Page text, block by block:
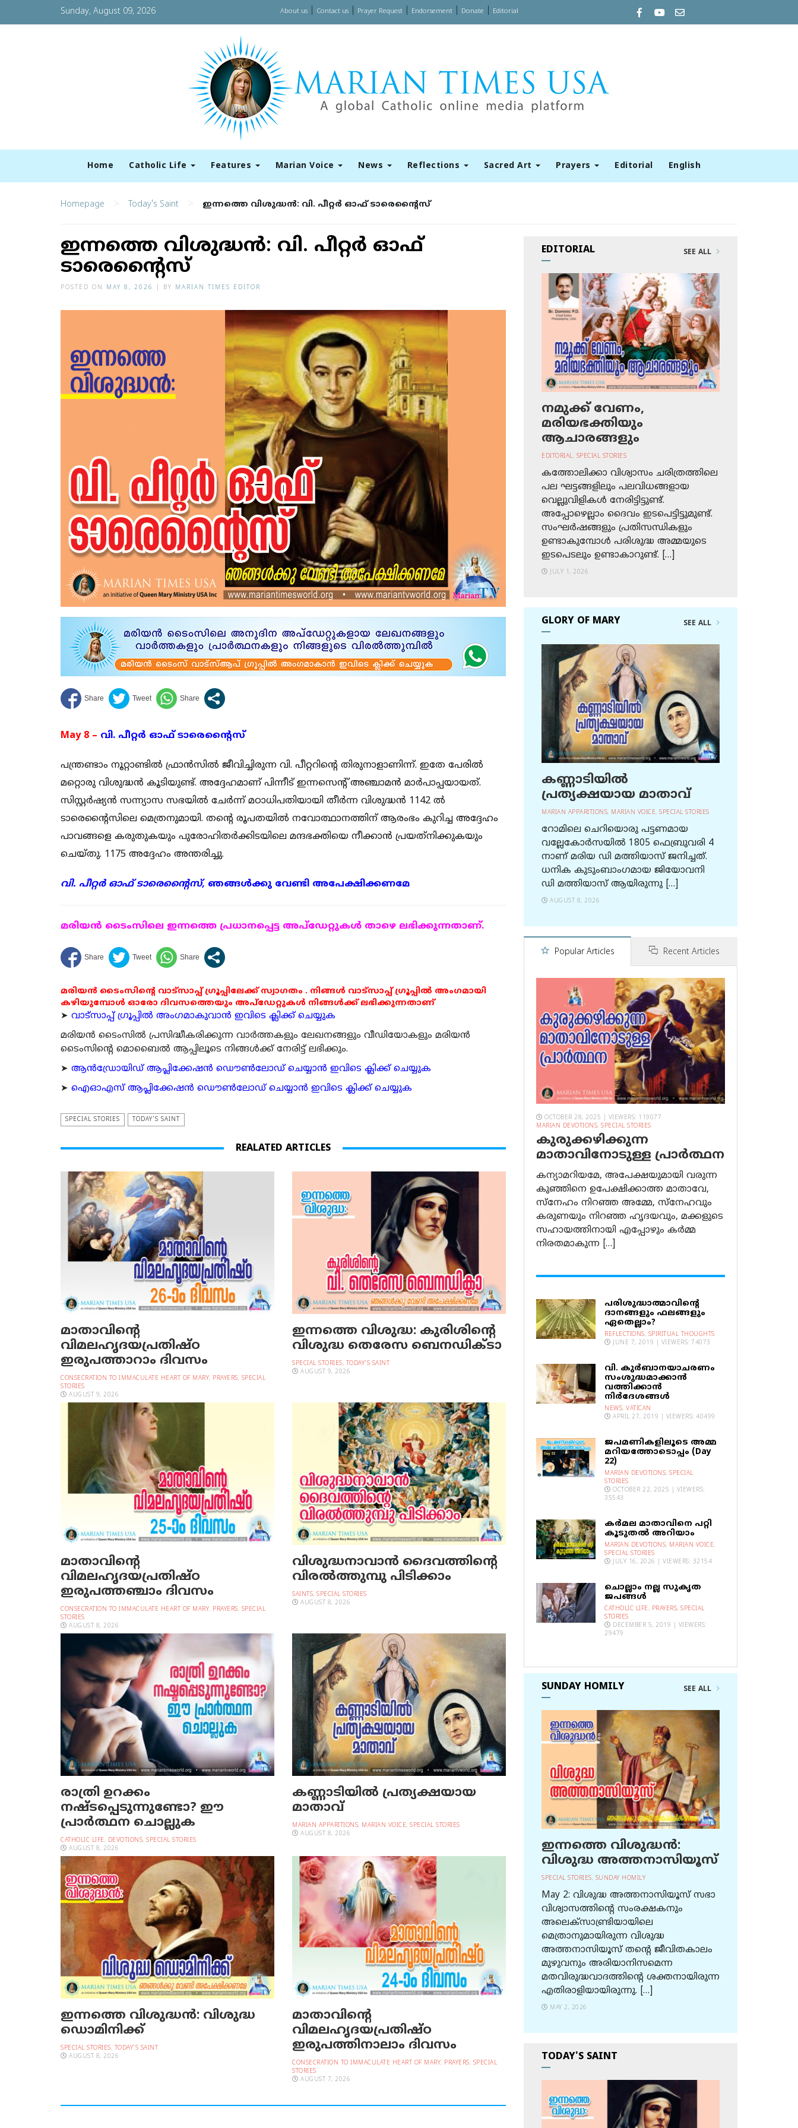
Sunday, August 09, 2026 About us| Contact us| Prayer Request| Endorsement| Donate Editorial
Home Catholic Life Features Marian Voice News Reflections Sacred Art Prayers Editorial English
Homepage > Today's Saint > ഇന്നത്തെ വിശുദ്ധന്‍: വി. പീറ്റര്‍ ഓഫ് ടാരെന്റൈസ്
ഇന്നത്തെ വിശുദ്ധന്‍: വി. പീറ്റര്‍ ഓഫ്
ടാരെന്റൈസ്
POSTED ON MAY 8, 2026 BY MARIAN TIMES EDITOR
May 8 – വി. പീറ്റര്‍ ഓഫ് ടാരെന്റൈസ്
പന്ത്രണ്ടാം നൂറ്റാണ്ടില്‍ ഫ്രാന്‍സില്‍ ജീവിച്ചിരുന്ന വി. പീറ്ററിന്റെ തിരുനാളാണിന്ന്. ഇതേ പേരില്‍
മറ്റൊരു വിശുദ്ധന്‍ കൂടിയുണ്ട്. അദ്ദേഹമാണ് പിന്നീട് ഇന്നസെന്റ് അഞ്ചാമന്‍ മാര്‍പാപ്പയായത്.
സിസ്റ്റര്‍ഷ്യന്‍ സന്ന്യാസ സഭയില്‍ ചേര്‍ന്ന് മഠാധിപതിയായി തീര്‍ന്ന വിശുദ്ധന്‍ 1142 ല്‍
ടാരെന്റൈസിലെ മെത്രനുമായി. തന്റെ രൂപതയില്‍ നവോത്ഥാനത്തിന് ആരംഭം കുറിച്ച അദ്ദേഹം
പാവങ്ങളെ കരുതുകയും പുരോഹിതര്‍ക്കിടയിലെ മന്ദഭക്തിയെ നീക്കാന്‍ പ്രയത്‌നിക്കുകയും
ചെയ്തു. 1175 അദ്ദേഹം അന്തരിച്ചു.
വി. പീറ്റര്‍ ഓഫ് ടാരെന്റൈസ്, ഞങ്ങള്‍ക്കു വേണ്ടി അപേക്ഷിക്കണമേ
മരിയന്‍ ടൈംസിലെ ഇന്നത്തെ പ്രധാനപ്പെട്ട അപ്ഡേറ്റുകള്‍ താഴെ ലഭിക്കുന്നതാണ്.
മരിയൻ ടൈംസിന്റെ വാട്സാപ്പ് ഗ്രൂപ്പിലേക്ക് സ്വാഗതം . നിങ്ങൾ വാട്സാപ്പ് ഗ്രൂപ്പിൽ അംഗമായി
കഴിയുമ്പോൾ ഓരോ ദിവസത്തെയും അപ്ഡേറ്റുകൾ നിങ്ങൾക്ക് ലഭിക്കുന്നതാണ്
➤ വാട്സാപ്പ് ഗ്രൂപ്പിൽ അംഗമാകുവാൻ ഇവിടെ ക്ലിക്ക് ചെയ്യുക
മരിയന്‍ ടൈംസില്‍ പ്രസിദ്ധീകരിക്കുന്ന വാര്‍ത്തകളും ലേഖനങ്ങളും വീഡിയോകളും മരിയന്‍
ടൈംസിന്റെ മൊബൈല്‍ ആപ്പിലൂടെ നിങ്ങള്‍ക്ക് നേരിട്ട് ലഭിക്കും.
➤ ആന്‍ഡ്രോയിഡ് ആപ്ലിക്കേഷന്‍ ഡൌണ്‍ലോഡ് ചെയ്യാന്‍ ഇവിടെ ക്ലിക്ക് ചെയ്യുക
➤ ഐഓഎസ് ആപ്ലിക്കേഷന്‍ ഡൌണ്‍ലോഡ് ചെയ്യാന്‍ ഇവിടെ ക്ലിക്ക് ചെയ്യുക
SPECIAL STORIES TODAY'S SAINT
REALATED ARTICLES
മാതാവിന്റെ
വിമലഹൃദയപ്രതിഷ്ഠ
ഇരുപത്താറാം ദിവസം
CONSECRATION TO IMMACULATE HEART OF MARY, PRAYERS, SPECIAL
STORIES
AUGUST 9, 2026
ഇന്നത്തെ വിശുദ്ധ: കുരിശിന്റെ
വിശുദ്ധ തെരേസ ബെനഡിക്ടാ
SPECIAL STORIES, TODAY'S SAINT
AUGUST 9, 2026
മാതാവിന്റെ
വിമലഹൃദയപ്രതിഷ്ഠ
ഇരുപത്തഞ്ചാം ദിവസം
CONSECRATION TO IMMACULATE HEART OF MARY, PRAYERS, SPECIAL
STORIES
AUGUST 8, 2026
വിശുദ്ധനാവാന്‍ ദൈവത്തിന്റെ
വിരല്‍ത്തുമ്പു പിടിക്കാം
SAINTS, SPECIAL STORIES
AUGUST 8, 2026
രാത്രി ഉറക്കം
നഷ്ടപ്പെടുന്നുണ്ടോ? ഈ
പ്രാര്‍ത്ഥന ചൊല്ലുക
CATHOLIC LIFE, DEVOTIONS, SPECIAL STORIES
AUGUST 8, 2026
കണ്ണാടിയില്‍ പ്രത്യക്ഷയായ
മാതാവ്
MARIAN APPARITIONS, MARIAN VOICE, SPECIAL STORIES
AUGUST 8, 2026
ഇന്നത്തെ വിശുദ്ധന്‍: വിശുദ്ധ
ഡൊമിനിക്ക്
SPECIAL STORIES, TODAY'S SAINT
AUGUST 8, 2026
മാതാവിന്റെ
വിമലഹൃദയപ്രതിഷ്ഠ
ഇരുപത്തിനാലാം ദിവസം
CONSECRATION TO IMMACULATE HEART OF MARY, PRAYERS, SPECIAL
STORIES
AUGUST 7, 2026
EDITORIAL SEE ALL
നമുക്ക് വേണം,
മരിയഭക്തിയും
ആചാരങ്ങളും
EDITORIAL, SPECIAL STORIES
കത്തോലിക്കാ വിശ്വാസം ചരിത്രത്തിലെ
പല ഘട്ടങ്ങളിലും പലവിധങ്ങളായ
വെല്ലുവിളികള്‍ നേരിട്ടിട്ടുണ്ട്.
അപ്പോഴെല്ലാം ദൈവം ഇടപെട്ടിട്ടുമുണ്ട്.
സംഘര്‍ഷങ്ങളും പ്രതിസന്ധികളും
ഉണ്ടാകുമ്പോള്‍ പരിശുദ്ധ അമ്മയുടെ
ഇടപെടലും ഉണ്ടാകാറുണ്ട്. […]
JULY 1, 2026
GLORY OF MARY SEE ALL
കണ്ണാടിയില്‍
പ്രത്യക്ഷയായ മാതാവ്
MARIAN APPARITIONS, MARIAN VOICE, SPECIAL STORIES
റോമിലെ ചെറിയൊരു പട്ടണമായ
വല്ലേകോര്‍സയില്‍ 1805 ഫെബ്രുവരി 4
നാണ് മരിയ ഡി മത്തിയാസ് ജനിച്ചത്.
ധനിക കുടുംബാംഗമായ ജിയോവനി
ഡി മത്തിയാസ് ആയിരുന്നു […]
AUGUST 8, 2026
Popular Articles Recent Articles
OCTOBER 28, 2025 | VIEWERS: 119077
MARIAN DEVOTIONS, SPECIAL STORIES
കുരുക്കഴിക്കുന്ന
മാതാവിനോടുള്ള പ്രാര്‍ത്ഥന
കന്യാമറിയമേ, അപേക്ഷയുമായി വരുന്ന
കുഞ്ഞിനെ ഉപേക്ഷിക്കാത്ത മാതാവേ,
സ്നേഹം നിറഞ്ഞ അമ്മേ, സ്നേഹവും
കരുണയും നിറഞ്ഞ ഹൃദയവും, മക്കളുടെ
സഹായത്തിനായി എപ്പോഴും കർമ്മ
നിരതമാകുന്ന […]
പരിശുദ്ധാത്മാവിന്റെ
ദാനങ്ങളും ഫലങ്ങളും
ഏതെല്ലാം?
REFLECTIONS, SPIRITUAL THOUGHTS
JUNE 7, 2019 | VIEWERS: 74073
വി. കുര്‍ബാനയാചരണം
സംശുദ്ധമാക്കാന്‍
വത്തിക്കാന്‍
നിര്‍ദേശങ്ങള്‍
NEWS, VATICAN
APRIL 27, 2019 | VIEWERS: 40499
ജപമണികളിലൂടെ അമ്മ
മറിയത്തോടൊപ്പം (Day
22)
MARIAN DEVOTIONS, SPECIAL
STORIES
OCTOBER 22, 2025 | VIEWERS:
35543
കര്‍മല മാതാവിനെ പറ്റി
കൂടുതല്‍ അറിയാം
MARIAN DEVOTIONS, MARIAN VOICE,
SPECIAL STORIES
JULY 16, 2026 | VIEWERS: 32154
ചൊല്ലാം നല്ല സുകൃത
ജപങ്ങൾ
CATHOLIC LIFE, PRAYERS, SPECIAL
STORIES
DECEMBER 5, 2019 | VIEWERS:
29479
SUNDAY HOMILY SEE ALL
ഇന്നത്തെ വിശുദ്ധന്‍:
വിശുദ്ധ അത്തനാസിയൂസ്
SPECIAL STORIES, SUNDAY HOMILY
May 2: വിശുദ്ധ അത്തനാസിയൂസ് സഭാ
വിശ്വാസത്തിന്റെ സംരക്ഷകനും
അലെക്സാണ്ട്രിയായിലെ
മെത്രാനുമായിരുന്ന വിശുദ്ധ
അത്തനാസിയൂസ് തന്റെ ജീവിതകാലം
മുഴുവനും അരിയാനിസമെന്ന
മതവിരുദ്ധവാദത്തിന്റെ ശക്തനായിരുന്ന
എതിരാളിയായിരുന്നു. […]
MAY 2, 2026
TODAY'S SAINT